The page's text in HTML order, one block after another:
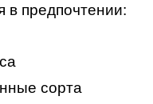
в предпочтении:
сорта